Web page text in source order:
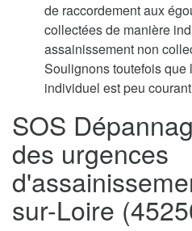
de raccordement aux
collectées de manière
assainissement non
Soulignons toutefois
individuel est peu
SOS
des urgences
sur-Loire